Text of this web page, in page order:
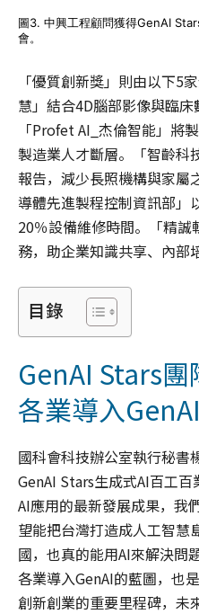
圖3. 中興工程顧問獲得GenAI
會。
「優質創新獎」則由以下5
慧」結合4D腦部影像與臨床
「Profet AI_杰倫智能」將
製造業人才斷層。「智齡科
報告，減少長照機構與家屬
導體先進製程控制資訊部」
20％設備維修時間。「精誠
務，助企業知識共享、內部
目錄
GenAI Stars
各業導入
國科會科技辦公室執行秘書
GenAI Stars生成式AI百工
AI應用的最新發展成果，我
望能把台灣打造成人工智慧
國，也真的能用AI來解決問
各業導入GenAI的藍圖，也
創新創業的重要里程碑，未